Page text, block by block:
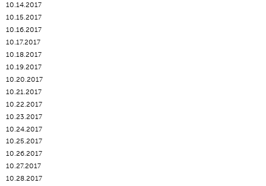
10.14.2017
10.15.2017
10.16.2017
10.17.2017
10.18.2017
10.19.2017
10.20.2017
10.21.2017
10.22.2017
10.23.2017
10.24.2017
10.25.2017
10.26.2017
10.27.2017
10.28.2017